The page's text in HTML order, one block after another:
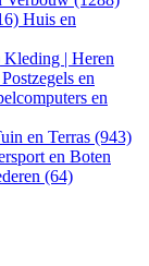
Huis en
Kleding | Heren
Postzegels en
en
en Terras (943)
en Boten
(64)